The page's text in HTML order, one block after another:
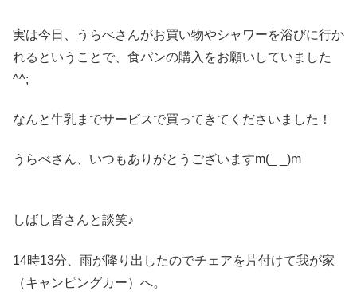
実は今日、うらべさんがお買い物やシャワーを浴びに行か
れるということで、食パンの購入をお願いしていました
^^;
なんと牛乳までサービスで買ってきてくださいました！
うらべさん、いつもありがとうございますm(_ _)m
しばし皆さんと談笑♪
14時13分、雨が降り出したのでチェアを片付けて我が家
（キャンピングカー）へ。